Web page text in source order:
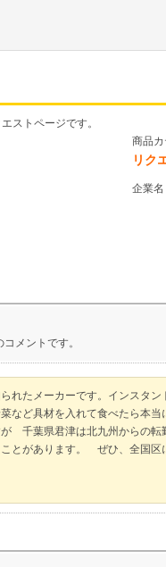
ストページです。
商品
リク
企業
メントです。
れたメーカーです。インスタ
など具材を入れて食べたら本当
が 千葉県君津は北九州からの
とがあります。 ぜひ、全国区